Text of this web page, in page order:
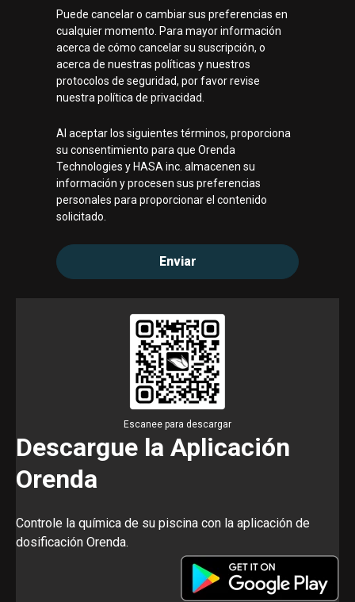
Puede cancelar o cambiar sus preferencias en
cualquier momento. Para mayor información
acerca de cómo cancelar su suscripción, o
acerca de nuestras políticas y nuestros
protocolos de seguridad, por favor revise
nuestra política de privacidad.
Al aceptar los siguientes términos, proporciona
su consentimiento para que Orenda
Technologies y HASA inc. almacenen su
información y procesen sus preferencias
personales para proporcionar el contenido
solicitado.
Escanee para descargar
Descargue la Aplicación
Orenda
Controle la química de su piscina con la aplicación de
dosificación Orenda.